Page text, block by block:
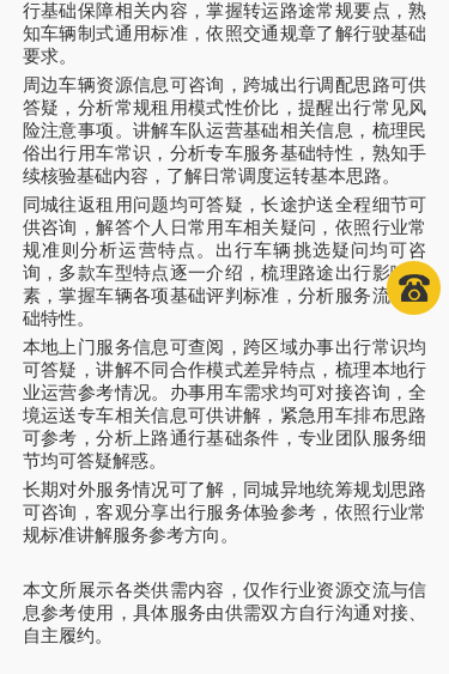
行基础保障相关内容，掌握转运路途常规要点，熟
知车辆制式通用标准，依照交通规章了解行驶基础
要求。
周边车辆资源信息可咨询，跨城出行调配思路可供
答疑，分析常规租用模式性价比，提醒出行常见风
险注意事项。讲解车队运营基础相关信息，梳理民
俗出行用车常识，分析专车服务基础特性，熟知手
续核验基础内容，了解日常调度运转基本思路。
同城往返租用问题均可答疑，长途护送全程细节可
供咨询，解答个人日常用车相关疑问，依照行业常
规准则分析运营特点。出行车辆挑选疑问均可咨
询，多款车型特点逐一介绍，梳理路途出行影响要
素，掌握车辆各项基础评判标准，分析服务流程基
础特性。
本地上门服务信息可查阅，跨区域办事出行常识均
可答疑，讲解不同合作模式差异特点，梳理本地行
业运营参考情况。办事用车需求均可对接咨询，全
境运送专车相关信息可供讲解，紧急用车排布思路
可参考，分析上路通行基础条件，专业团队服务细
节均可答疑解惑。
长期对外服务情况可了解，同城异地统筹规划思路
可咨询，客观分享出行服务体验参考，依照行业常
规标准讲解服务参考方向。
本文所展示各类供需内容，仅作行业资源交流与信
息参考使用，具体服务由供需双方自行沟通对接、
自主履约。